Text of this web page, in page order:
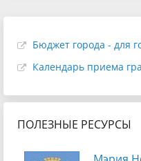
Бюджет города - для
Календарь приема
ПОЛЕЗНЫЕ РЕСУРСЫ